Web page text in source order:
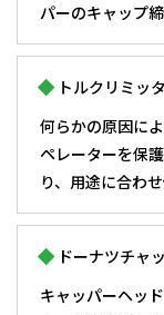
パーのキャップ
トルクリミッ
何らかの原因に
ペレーターを保
り、用途に合わ
ドーナツチャ
キャッパーヘッ